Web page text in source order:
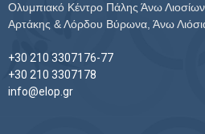
Ολυμπιακό Κέντρο Πάλης Άνω Λιοσίων,
Αρτάκης & Λόρδου Βύρωνα, Άνω
+30 210 3307176-77
+30 210 3307178
info@elop.gr